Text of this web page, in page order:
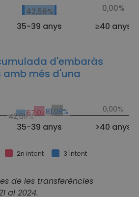
per ecografia ROPA
35-39 anys
42,59%
≥40 anys
0,00%
d'embaràs
amb més d'una
35-39 anys
42,59%67,04%81,08%
>40 anys
0,00%
2n intent 3rintent
de les transferències
al 2024.